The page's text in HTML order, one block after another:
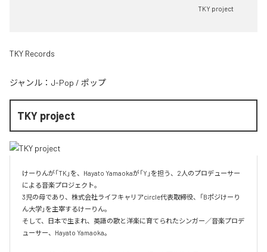
TKY project
TKY Records
ジャンル： J-Pop / ポップ
TKY project
けーりんが「TK」を、Hayato Yamaokaが「Y」を担う、2人のプロデューサー
による音楽プロジェクト。
3児の母であり、株式会社ライフキャリアcircle代表取締役、「Bポジけーり
ん大学」を主宰するけーりん。
そして、日本で生まれ、英語の歌と洋楽に育てられたシンガー／音楽プロデ
ューサー、Hayato Yamaoka。